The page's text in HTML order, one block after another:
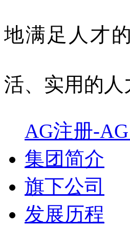
地满足人才
活、实用的
AG注册-AG
集团简介
旗下公司
发展历程